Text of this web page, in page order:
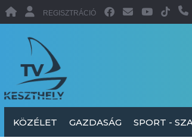
REGISZTRÁCIÓ
KÖZÉLET GAZDASÁG SPORT -